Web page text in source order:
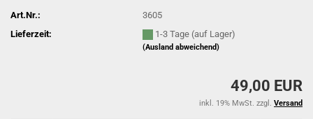
Art.Nr.:
3605
Lieferzeit:
1-3 Tage (auf Lager)
(Ausland abweichend)
49,00 EUR
inkl. 19% MwSt. zzgl. Versand